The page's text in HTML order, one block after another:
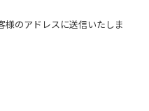
のアドレスに送信いたしま